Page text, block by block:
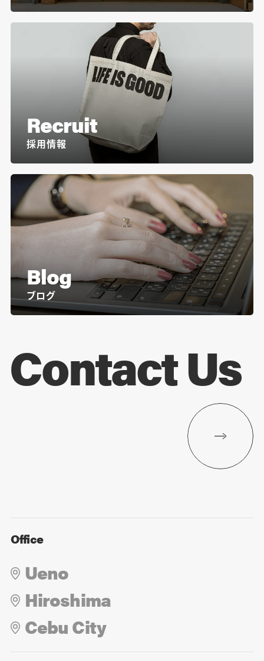
Recruit
採用情報
Blog
ブログ
Contact Us
Office
Ueno
Hiroshima
Cebu City